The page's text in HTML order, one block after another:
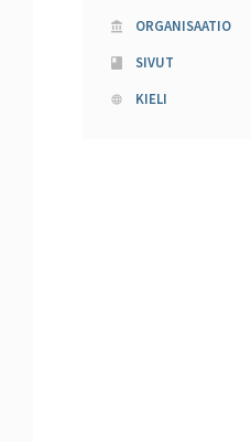
ORGANISAATIO
SIVUT
KIELI